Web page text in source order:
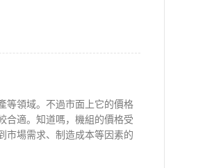
領域。不過市面上它的價格
合適。知道嗎，機組的價格受
市場需求、制造成本等因素的